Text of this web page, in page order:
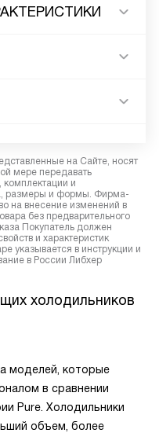
на Сайте, носят
мере передавать
и
размеры и формы. Фирма-
на внесение изменений в
без предварительного
Покупатель должен
и характеристик
указывается в инструкции и
в России Либхер
холодильников
моделей, которые
в сравнении
Pure. Холодильники
объем, более